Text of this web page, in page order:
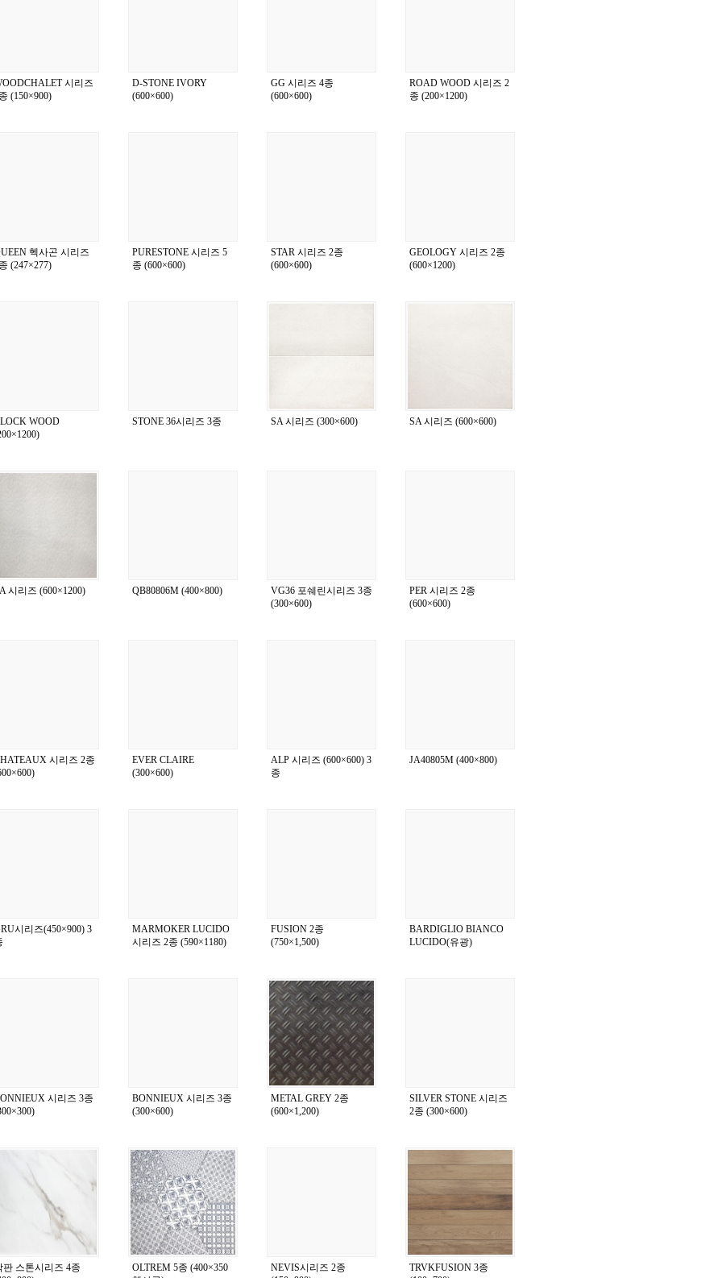
시리즈
(150×900)
D-STONE IVORY
(600×600)
GG 시리즈 4종
(600×600)
ROAD WOOD 시리즈 2
종 (200×1200)
헥사곤 시리즈
(247×277)
PURESTONE 시리즈 5
종 (600×600)
STAR 시리즈 2종
(600×600)
GEOLOGY 시리즈 2종
(600×1200)
WOOD
STONE 36시리즈 3종 SA 시리즈 (300×600) SA 시리즈 (600×600)
시리즈 (600×1200) QB80806M (400×800)
VG36 포쉐린시리즈 3종
(300×600)
PER 시리즈 2종
(600×600)
시리즈 2종
EVER CLAIRE
(300×600)
ALP 시리즈 (600×600) 3
종
JA40805M (400×800)
시리즈(450×900) 3
MARMOKER LUCIDO
시리즈 2종 (590×1180)
FUSION 2종
(750×1,500)
BARDIGLIO BIANCO
LUCIDO(유광)
시리즈 3종
BONNIEUX 시리즈 3종
(300×600)
METAL GREY 2종
(600×1,200)
SILVER STONE 시리즈
2종 (300×600)
판 스톤시리즈 4종
OLTREM 5종 (400×350
NEVIS시리즈 2종
TRVKFUSION 3종